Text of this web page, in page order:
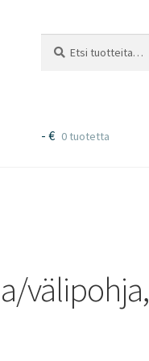
- € 0 tuotetta
välipohja,